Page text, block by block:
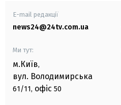
E-mail редакції
news24@24tv.com.ua
Ми тут:
м.Київ,
вул. Володимирська
61/11, офіс 50